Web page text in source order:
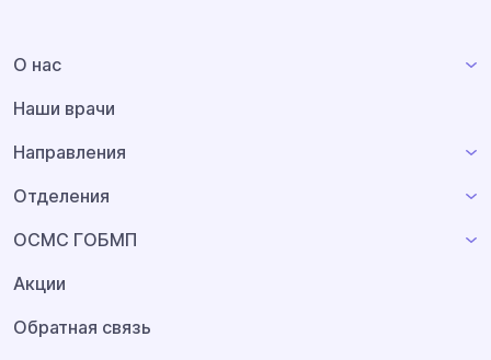
О нас
Наши врачи
Направления
Отделения
ОСМС ГОБМП
Акции
Обратная связь